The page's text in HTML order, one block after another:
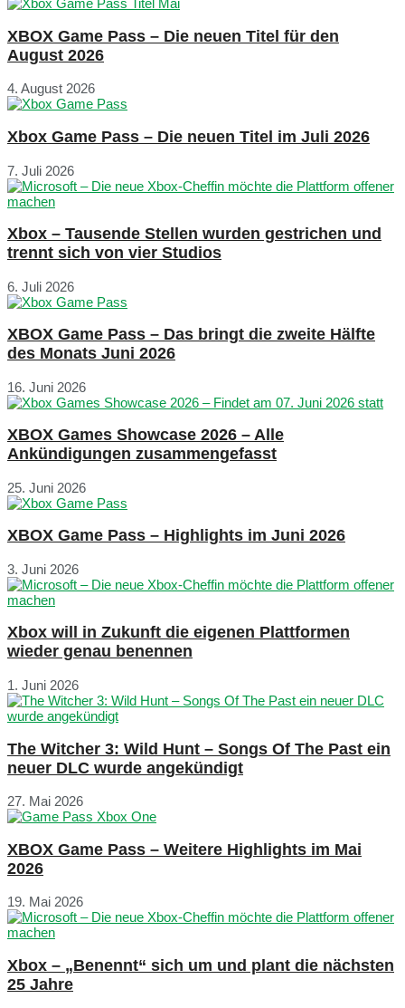
XBOX Game Pass – Die neuen Titel für den
August 2026
4. August 2026
Xbox Game Pass – Die neuen Titel im Juli 2026
7. Juli 2026
Xbox – Tausende Stellen wurden gestrichen und
trennt sich von vier Studios
6. Juli 2026
XBOX Game Pass – Das bringt die zweite Hälfte
des Monats Juni 2026
16. Juni 2026
XBOX Games Showcase 2026 – Alle
Ankündigungen zusammengefasst
25. Juni 2026
XBOX Game Pass – Highlights im Juni 2026
3. Juni 2026
Xbox will in Zukunft die eigenen Plattformen
wieder genau benennen
1. Juni 2026
The Witcher 3: Wild Hunt – Songs Of The Past ein
neuer DLC wurde angekündigt
27. Mai 2026
XBOX Game Pass – Weitere Highlights im Mai
2026
19. Mai 2026
Xbox – „Benennt“ sich um und plant die nächsten
25 Jahre